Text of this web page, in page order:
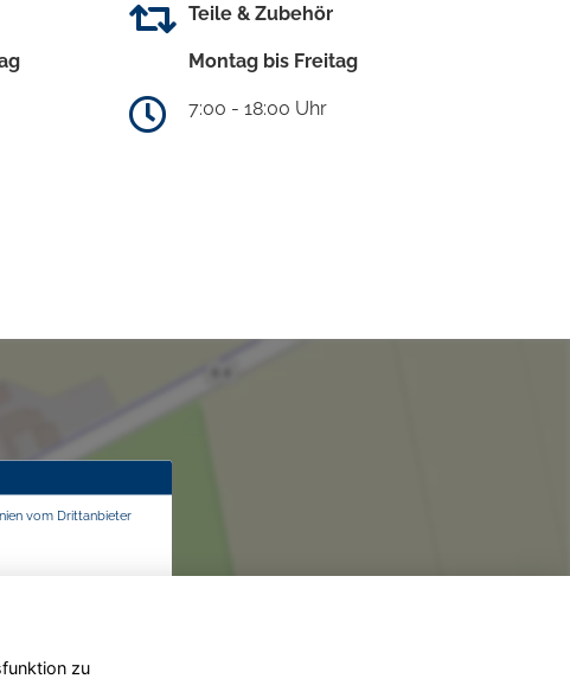
Teile & Zubehör
Montag bis Freitag
7:00 - 18:00 Uhr
vom Drittanbieter
zu